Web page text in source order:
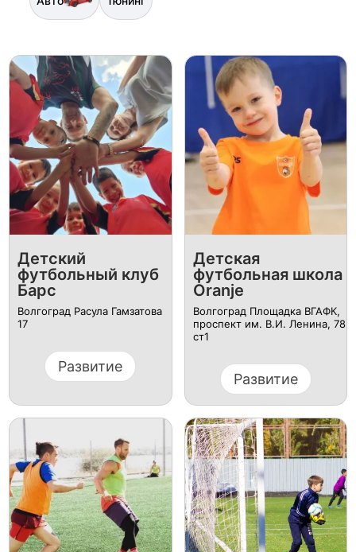
Детский
футбольный клуб
Барс
Волгоград Расула Гамзатова
17
Развитие
Детская
футбольная школа
Oranje
Волгоград Площадка ВГАФК,
проспект им. В.И. Ленина, 78
ст1
Развитие